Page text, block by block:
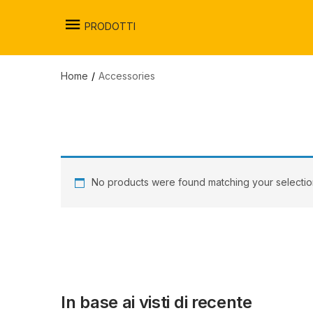
PRODOTTI
Home Accessories
No products were found matching your
In base ai visti di recente